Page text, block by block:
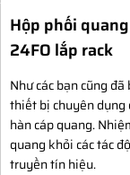
Hộp phối
24FO lắp rack
Như các bạn cũng
thiết bị chuyên dụng
hàn cáp quang.
quang khỏi các tác
truyền tín hiệu.